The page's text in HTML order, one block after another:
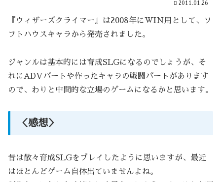
2011.01.26
『ウィザーズクライマー』は2008年にWIN用として、ソ
フトハウスキャラから発売されました。
ジャンルは基本的には育成SLGになるのでしょうが、そ
れにADVパートや作ったキャラの戦闘パートがあります
ので、わりと中間的な立場のゲームになるかと思います。
＜感想＞
昔は散々育成SLGをプレイしたように思いますが、最近
はほとんどゲーム自体出ていませんよね。